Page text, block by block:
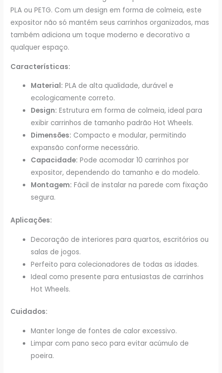
PLA ou PETG. Com um design em forma de colmeia, este
expositor não só mantém seus carrinhos organizados, mas
também adiciona um toque moderno e decorativo a
qualquer espaço.
Características:
Material: PLA de alta qualidade, durável e
ecologicamente correto.
Design: Estrutura em forma de colmeia, ideal para
exibir carrinhos de tamanho padrão Hot Wheels.
Dimensões: Compacto e modular, permitindo
expansão conforme necessário.
Capacidade: Pode acomodar 10 carrinhos por
expositor, dependendo do tamanho e do modelo.
Montagem: Fácil de instalar na parede com fixação
segura.
Aplicações:
Decoração de interiores para quartos, escritórios ou
salas de jogos.
Perfeito para colecionadores de todas as idades.
Ideal como presente para entusiastas de carrinhos
Hot Wheels.
Cuidados:
Manter longe de fontes de calor excessivo.
Limpar com pano seco para evitar acúmulo de
poeira.